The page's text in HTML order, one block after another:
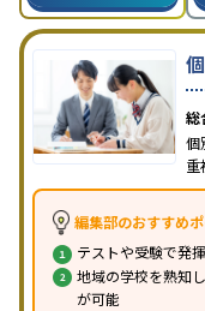
個
重
編集部のおすすめ
テストや受験で発
地域の学校を熟知
が可能